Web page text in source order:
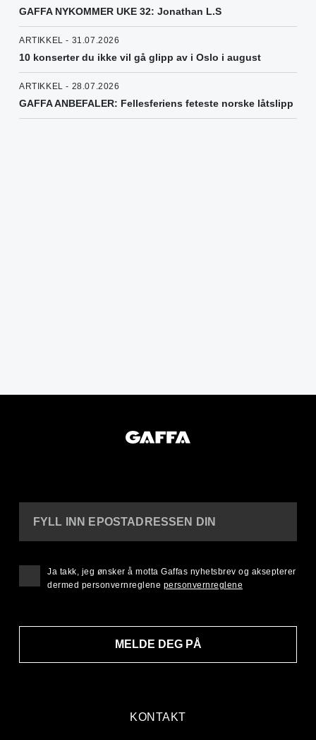
GAFFA NYKOMMER UKE 32: Jonathan L.S
ARTIKKEL - 31.07.2026
10 konserter du ikke vil gå glipp av i Oslo i august
ARTIKKEL - 28.07.2026
GAFFA ANBEFALER: Fellesferiens feteste norske låtslipp
KONTAKT
FYLL INN EPOSTADRESSEN DIN
MELDE DEG PÅ
Ja takk, jeg ønsker å motta Gaffas nyhetsbrev og aksepterer
dermed personvernreglene personvernreglene